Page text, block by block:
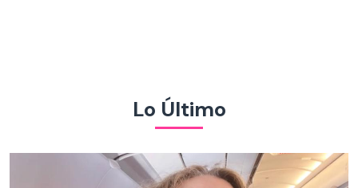
Lo Último